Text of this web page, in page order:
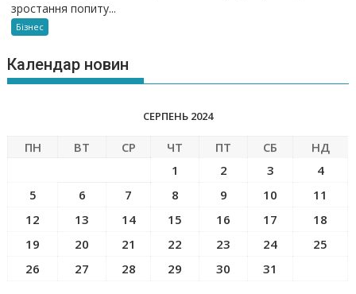
зростання попиту...
Бізнес
Календар новин
СЕРПЕНЬ 2024
ПН ВТ СР ЧТ ПТ СБ
НД
1
2 3
4
5
6 7 8 9 10
11
12
13 14 15 16 17
18
19
20 21 22 23 24
25
26
27 28 29 30 31